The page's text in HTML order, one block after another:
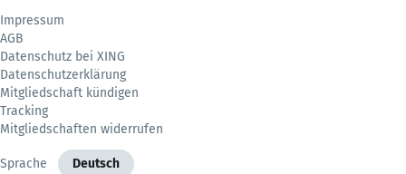
Impressum
AGB
Datenschutz bei XING
Datenschutzerklärung
Mitgliedschaft kündigen
Tracking
Mitgliedschaften widerrufen
Sprache Deutsch